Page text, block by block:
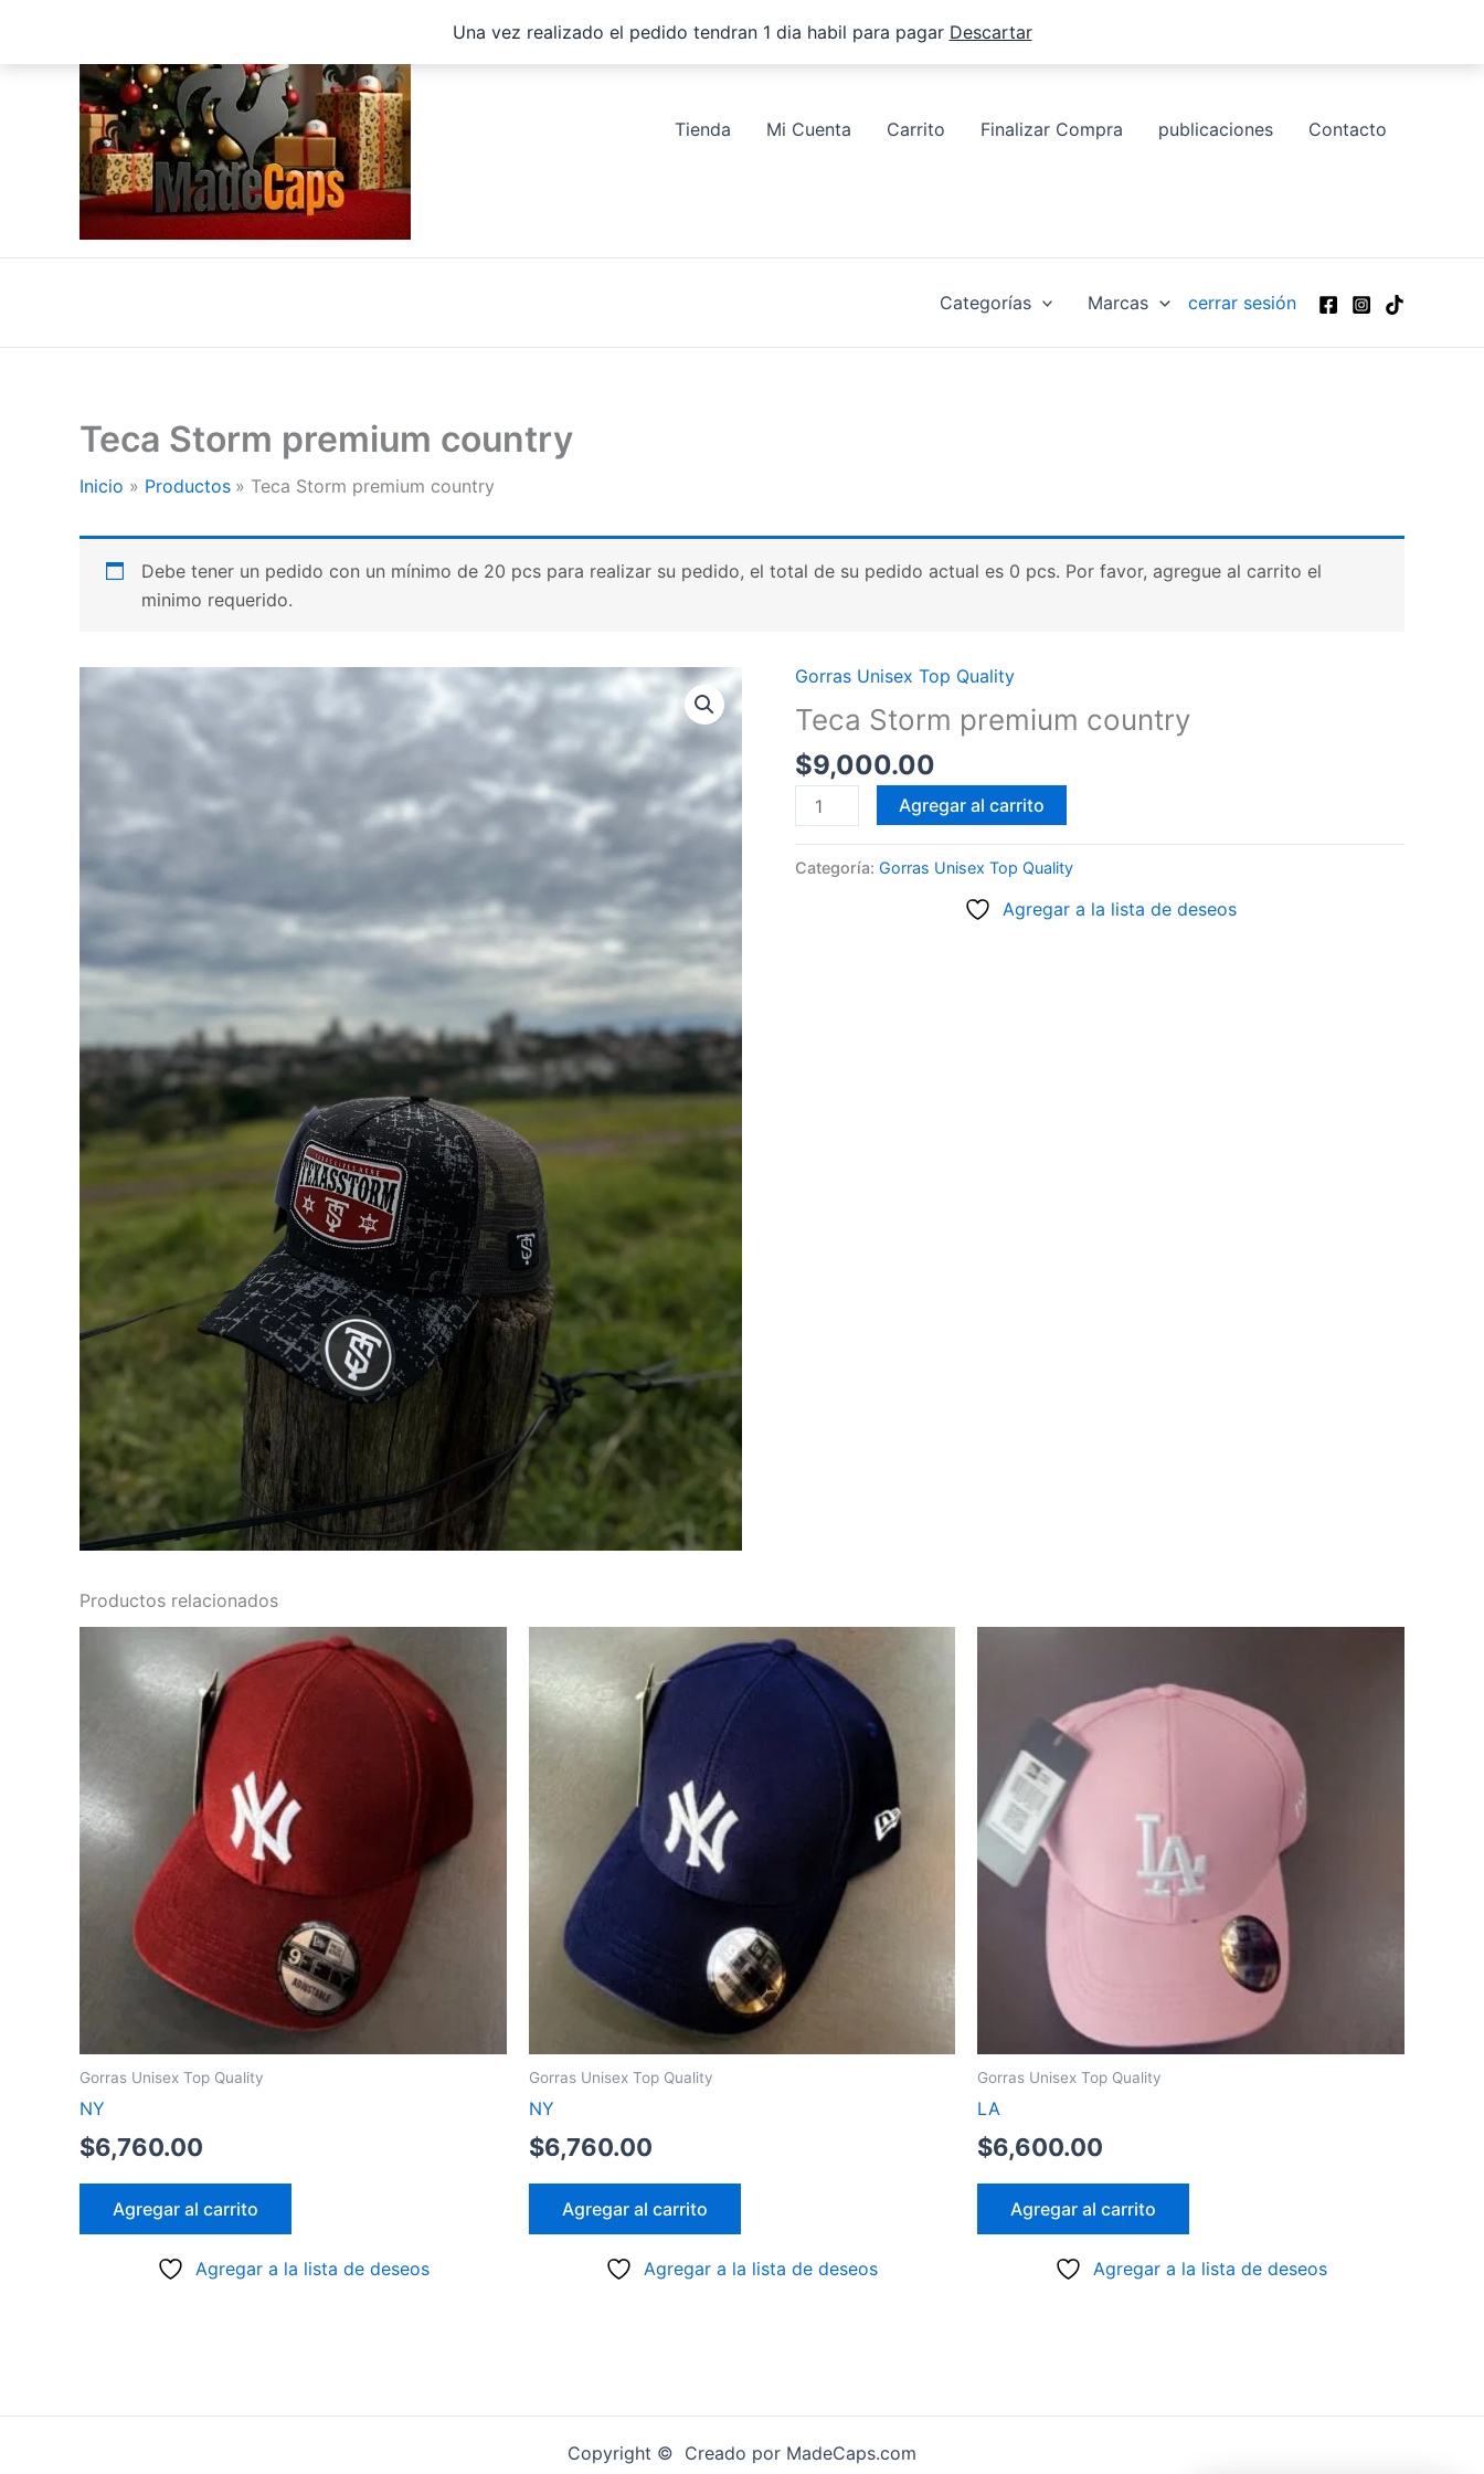
Una vez realizado el pedido tendran 1 dia habil para pagar Descartar
contenido
Tienda Mi Cuenta Carrito Finalizar Compra publicaciones Contacto
Categorías Marcas cerrar sesión
Teca Storm premium country
Inicio Productos Teca Storm premium country
Debe tener un pedido con un mínimo de 20 pcs para realizar su pedido, el total de su pedido actual es 0 pcs. Por favor, agregue al carrito el
minimo requerido.
Gorras Unisex Top Quality
Teca Storm premium country
$9,000.00
Teca
Storm
premium
country
Agregar al carrito
Categoría: Gorras Unisex Top Quality
Agregar a la lista de deseos
Productos relacionados
Gorras Unisex Top Quality
NY
$6,760.00
Agregar al carrito
Agregar a la lista de deseos
Gorras Unisex Top Quality
NY
$6,760.00
Agregar al carrito
Agregar a la lista de deseos
Gorras Unisex Top Quality
LA
$6,600.00
Agregar al carrito
Agregar a la lista de deseos
Copyright © Creado por MadeCaps.com